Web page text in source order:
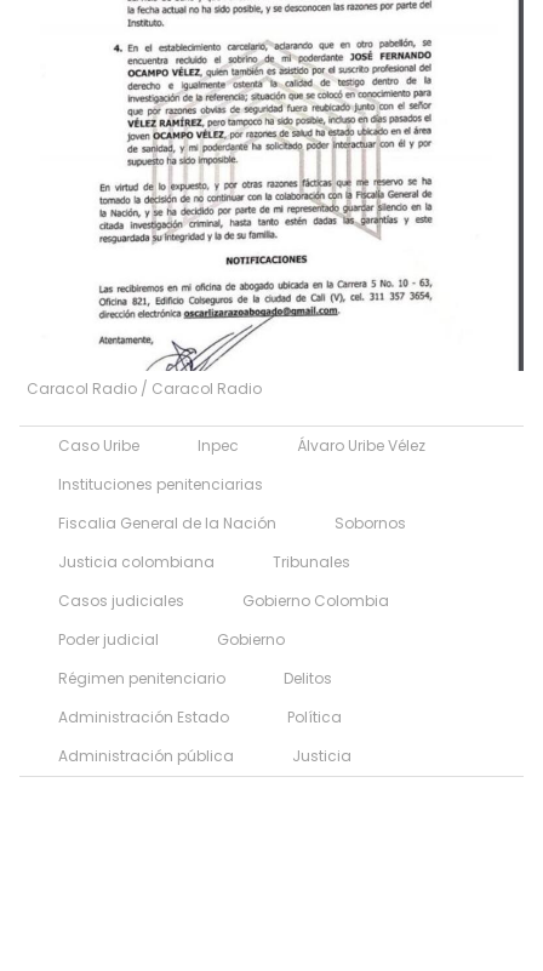
Caracol Radio / Caracol Radio
Caso Uribe Inpec
Álvaro Uribe Vélez
Instituciones penitenciarias
Fiscalia General de la Nación
Sobornos
Justicia colombiana
Tribunales
Casos judiciales
Gobierno Colombia
Poder judicial
Gobierno
Régimen penitenciario
Delitos
Administración Estado
Política
Administración pública
Justicia